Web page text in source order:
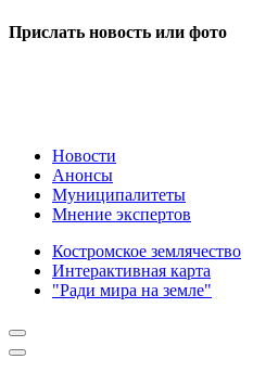
Прислать новость или фото
Новости
Анонсы
Муниципалитеты
Мнение экспертов
Костромское землячество
Интерактивная карта
"Ради мира на земле"